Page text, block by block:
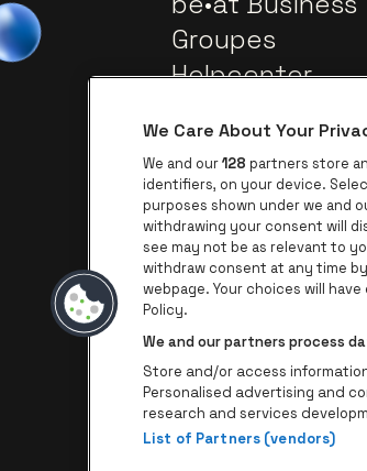
Groupes
Helpcenter
We Care About Your
We and our128 partners store
identifiers, on your device.
purposes shown under we and
withdrawing your consent will
see may not be as relevant to
withdraw consent at any time
webpage. Your choices will
Policy.
We and our partners process
Store and/or access
Personalised advertising and
research and services
List of Partners (vendors)